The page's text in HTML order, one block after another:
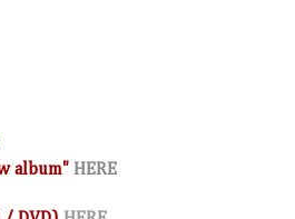
album" HERE